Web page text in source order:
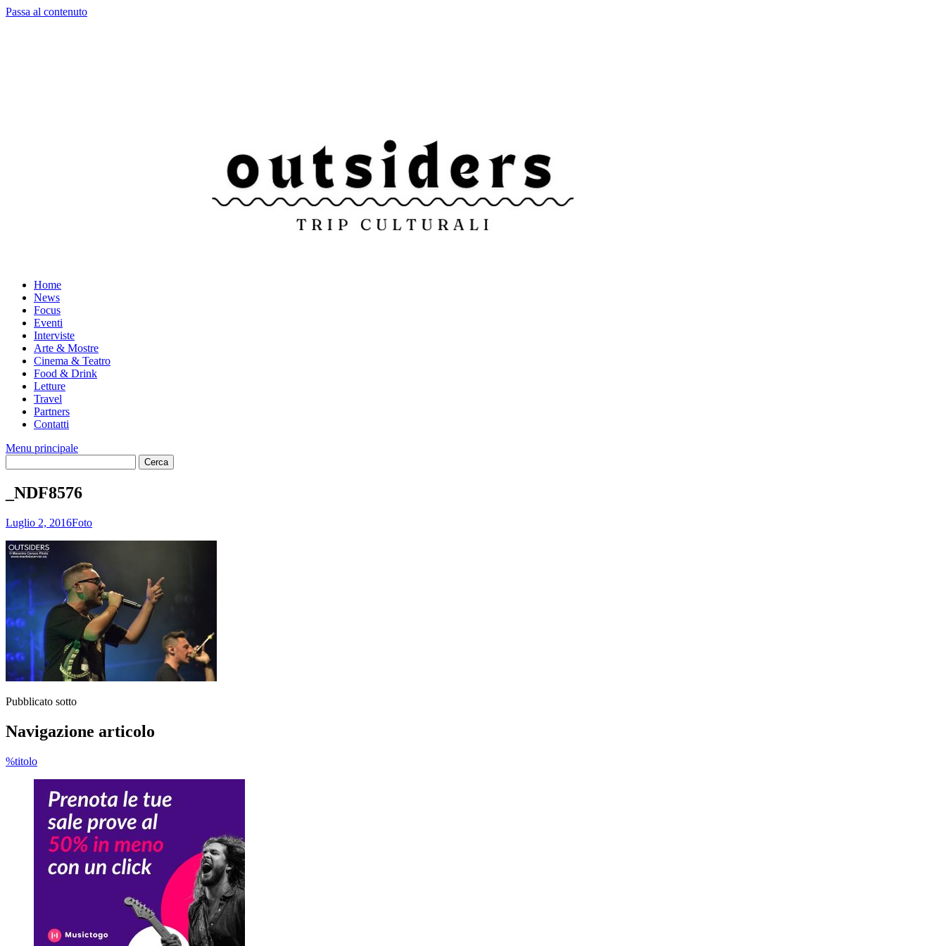
Passa al contenuto
Home
News
Focus
Eventi
Interviste
Arte & Mostre
Cinema & Teatro
Food & Drink
Letture
Travel
Partners
Contatti
Menu principale
_NDF8576
Luglio 2, 2016Foto
Pubblicato sotto
Navigazione articolo
%titolo